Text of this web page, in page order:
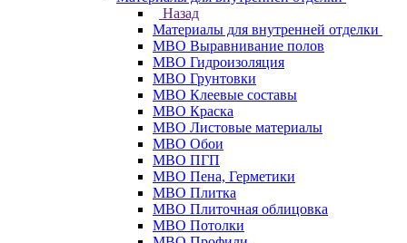
Назад
Материалы для внутренней отделки
МВО Выравнивание полов
МВО Гидроизоляция
МВО Грунтовки
МВО Клеевые составы
МВО Краска
МВО Листовые материалы
МВО Обои
МВО ПГП
МВО Пена, Герметики
МВО Плитка
МВО Плиточная облицовка
МВО Потолки